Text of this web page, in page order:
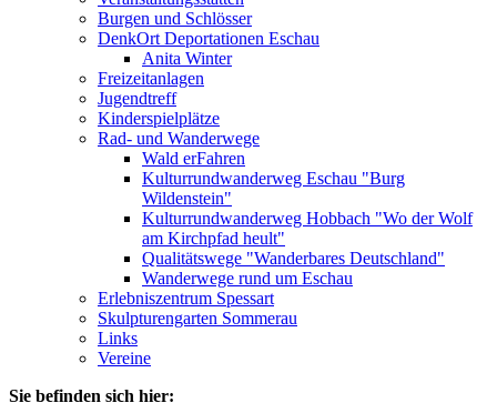
Burgen und Schlösser
DenkOrt Deportationen Eschau
Anita Winter
Freizeitanlagen
Jugendtreff
Kinderspielplätze
Rad- und Wanderwege
Wald erFahren
Kulturrundwanderweg Eschau "Burg
Wildenstein"
Kulturrundwanderweg Hobbach "Wo der Wolf
am Kirchpfad heult"
Qualitätswege "Wanderbares Deutschland"
Wanderwege rund um Eschau
Erlebniszentrum Spessart
Skulpturengarten Sommerau
Links
Vereine
Sie befinden sich hier: